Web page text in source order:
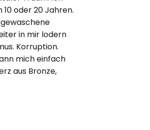
oder 20 Jahren.
in mir lodern
Korruption.
mich einfach
aus Bronze,